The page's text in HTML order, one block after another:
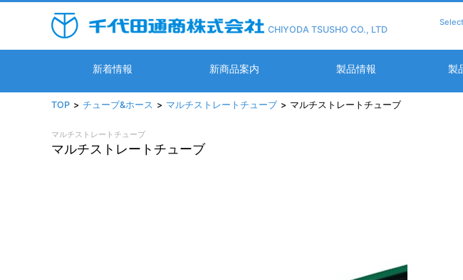
CHIYODA TSUSHO CO., LTD
新着情報 新商品案内 製品情報 製
TOP チューブ&ホース マルチストレートチューブ マルチストレートチューブ
マルチストレートチューブ
マルチストレートチューブ